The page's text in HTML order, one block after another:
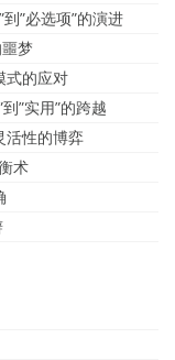
”必选项”的演进
梦
式的应对
”实用”的跨越
活性的博弈
术